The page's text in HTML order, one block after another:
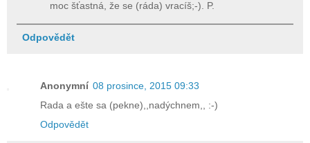
moc šťastná, že se (ráda) vracíš;-). P.
Odpovědět
Anonymní 08 prosince, 2015 09:33
Rada a ešte sa (pekne),,nadýchnem,, :-)
Odpovědět